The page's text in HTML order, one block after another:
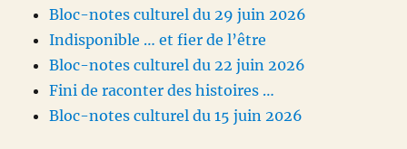
Bloc-notes culturel du 29 juin 2026
Indisponible … et fier de l’être
Bloc-notes culturel du 22 juin 2026
Fini de raconter des histoires …
Bloc-notes culturel du 15 juin 2026